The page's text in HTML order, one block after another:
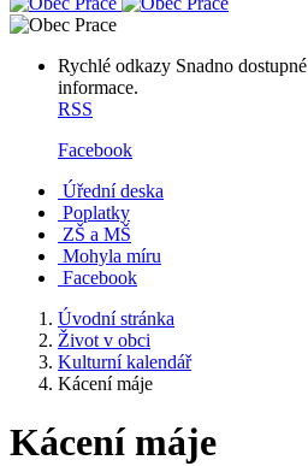
Rychlé odkazy Snadno dostupné
informace.
RSS
Facebook
Úřední deska
Poplatky
ZŠ a MŠ
Mohyla míru
Facebook
Úvodní stránka
Život v obci
Kulturní kalendář
Kácení máje
Kácení máje